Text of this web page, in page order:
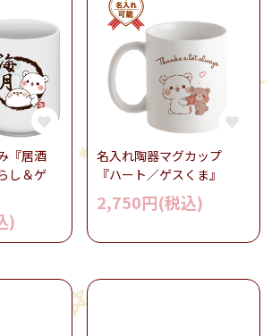
『居酒
し＆ゲ
)
名入れ陶器マグカップ
『ハート／ゲスくま』
2,750円(税込)